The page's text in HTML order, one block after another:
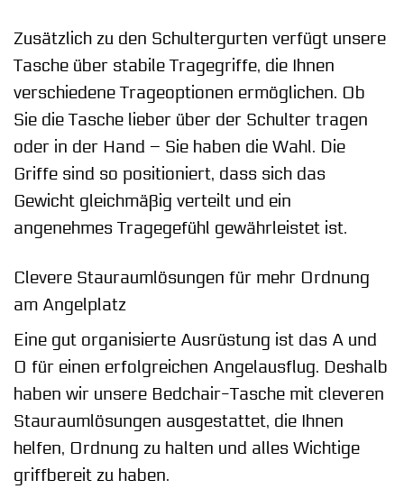
Zusätzlich zu den Schultergurten verfügt unsere
Tasche über stabile Tragegriffe, die Ihnen
verschiedene Trageoptionen ermöglichen. Ob
Sie die Tasche lieber über der Schulter tragen
oder in der Hand – Sie haben die Wahl. Die
Griffe sind so positioniert, dass sich das
Gewicht gleichmäßig verteilt und ein
angenehmes Tragegefühl gewährleistet ist.
Clevere Stauraumlösungen für mehr Ordnung
am Angelplatz
Eine gut organisierte Ausrüstung ist das A und
O für einen erfolgreichen Angelausflug. Deshalb
haben wir unsere Bedchair-Tasche mit cleveren
Stauraumlösungen ausgestattet, die Ihnen
helfen, Ordnung zu halten und alles Wichtige
griffbereit zu haben.